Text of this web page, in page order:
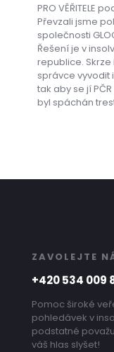
PRO VĚŘITELE
Převzali jsme
společnosti
Řešení je v
republice.
správce vyvodit
tak aby se jí
byl spáchán
ZAVOLEJTE
+420 534 009
Pomoc široké
pohledávek v
podstatné
váš hlas slyšet!